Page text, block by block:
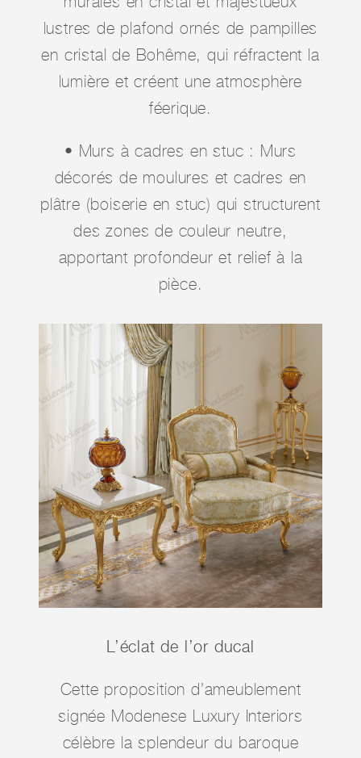
lustres de plafond ornés de pampilles
en cristal de Bohême, qui réfractent la
lumière et créent une atmosphère
féerique.
• Murs à cadres en stuc : Murs
décorés de moulures et cadres en
plâtre (boiserie en stuc) qui structurent
des zones de couleur neutre,
apportant profondeur et relief à la
pièce.
L’éclat de l’or ducal
Cette proposition d’ameublement
signée Modenese Luxury Interiors
célèbre la splendeur du baroque